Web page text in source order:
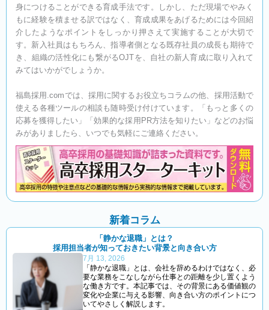
身につけることができる育成手法です。しかし、ただ現場でやみく
もに経験を積ませる訳ではなく、育成成果をあげるためには今回紹
介したようなポイントをしっかり押さえて実施することが大切で
す。新入社員はもちろん、指導者側となる既存社員の成長も期待で
き、組織の活性化にも繋がるOJTを、自社の新人育成に取り入れて
みてはいかがでしょうか。
福島採用.comでは、採用に関するお役立ちコラムの他、採用活動で
使える各種ツールの相談も随時受け付けています。「もっと多くの
応募を獲得したい」「効果的な採用PR方法を知りたい」などのお悩
みがありましたら、いつでも気軽にご連絡ください。
新着コラム
「静かな退職」とは？
採用担当者が知っておきたい背景と向き合い方
7月 13, 2026
「静かな退職」とは、会社を辞めるわけではなく、必
要な業務をこなしながら仕事との距離を少し置くよう
な働き方です。本記事では、その背景にある価値観の
変化や企業に与える影響、向き合い方のポイントにつ
いてやさしく解説します。